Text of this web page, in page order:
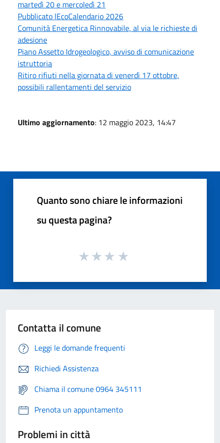
martedì 20 e mercoledì 21
Pubblicato lEcoCalendario 2026
Comunità Energetica Rinnovabile, al via le richieste di
adesione
Piano Assetto Idrogeologico, avviso di comunicazione
istruttoria
Ritiro rifiuti nella giornata di venerdì 17 ottobre,
possibili rallentamenti del servizio
Ultimo aggiornamento: 12 maggio 2023, 14:47
Quanto sono chiare le informazioni
su questa pagina?
Contatta il comune
Leggi le domande frequenti
Richiedi Assistenza
Chiama il comune 0964 345111
Prenota un appuntamento
Problemi in città